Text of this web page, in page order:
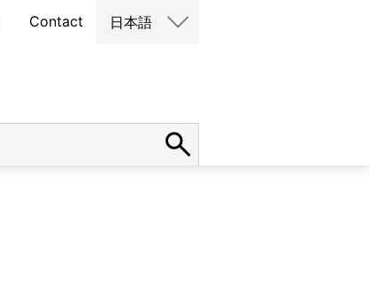
Contact 日本語